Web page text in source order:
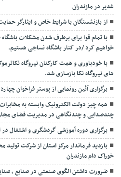
غدیر در مازندران
از بازنشستگان با شرایط خاص و ایثارگر
با تمام قوا برای برطرف شدن مشکلات
خواهیم کرد /در کنار باشگاه نساجی هستیم.
با خودباوری و همت کارکنان نیروگاه
های نیروگاه نکا بازسازی شد.
برگزاری آئین رونمایی از پوستر فراخوان
همه چیز دولت الکترونیک وابسته به
چندصدایی و چندنگاهی در مدیریت فضای
برگزاری دوره آموزشی گردشگری و اشتغال
بازدید فرماندار مرکز استان از شرکت
خوراک دام مازندران
ضرورت داشتن الگوی صنعتی در صنایع ،